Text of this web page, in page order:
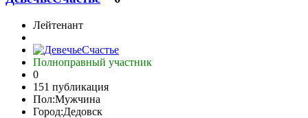
Лейтенант
Полноправный участник
0
151 публикация
Пол:Мужчина
Город:Дедовск